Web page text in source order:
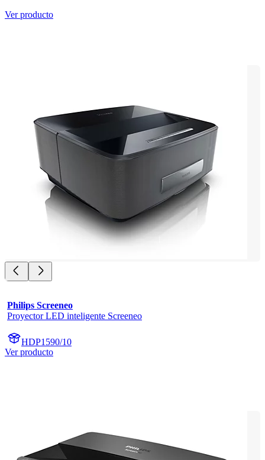
Ver producto
Philips Screeneo
Proyector LED inteligente Screeneo
HDP1590/10
Ver producto